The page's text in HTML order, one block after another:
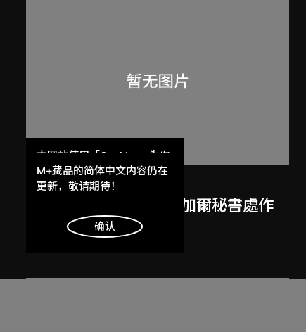
呂西安．埃爾韋
勒．柯比意於印度昌迪加爾秘書處作
本网站使用「Cookies」为你
提供最好的网站体验。
了解更多
明白
M+藏品的简体中文内容仍在
更新，敬请期待！
确认